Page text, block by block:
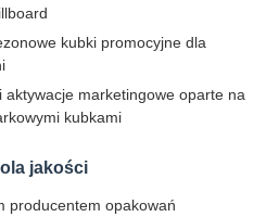
kubki promocyjne dla
marketingowe oparte na
kubkami
jakości
producentem opakowań